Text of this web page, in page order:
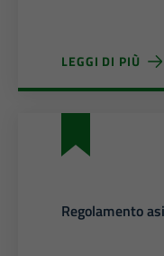
LEGGI DI PIÙ
Regolamento